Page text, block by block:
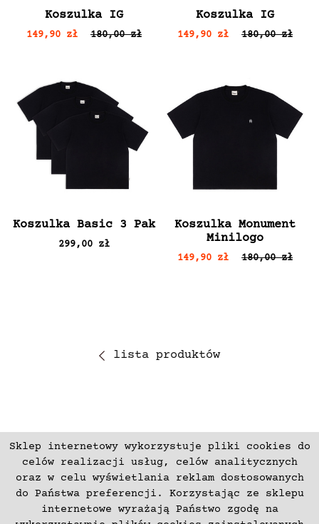
Sklep internetowy wykorzystuje pliki cookies do
celów realizacji usług, celów analitycznych
oraz w celu wyświetlania reklam dostosowanych
do Państwa preferencji. Korzystając ze sklepu
internetowe wyrażają Państwo zgodę na
Koszulka IG
149,90 zł 180,00 zł
Koszulka IG
149,90 zł 180,00 zł
Koszulka Basic 3 Pak
299,00 zł
Koszulka Monument
Minilogo
149,90 zł 180,00 zł
lista produktów
ZAPISZ SIĘ
Płatności
Regulamin
Zwroty i Reklamacje
Kontakt